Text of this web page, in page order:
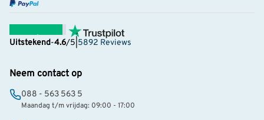
Uitstekend-4.6/5 5892 Reviews
Neem contact op
088 - 563 563 5
Maandag t/m vrijdag: 09:00 - 17:00